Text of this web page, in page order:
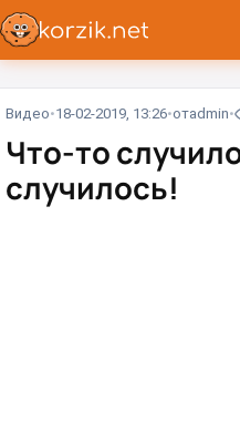
Видео 18-02-2019, 13:26 отadmin
Что-то
случилось!